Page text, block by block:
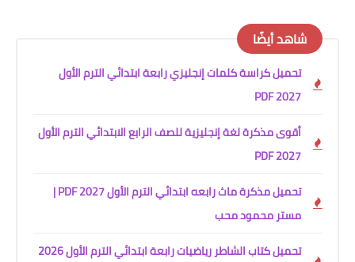
شاهد أيضًا
تحميل كراسة كلمات إنجليزي رابعة ابتدائي الترم الأول
2027 PDF
أقوى مذكرة لغة إنجليزية للصف الرابع الابتدائي الترم الأول
2027 PDF
تحميل مذكرة ماث رابعه ابتدائي الترم الأول 2027 PDF |
مستر محمود محب
تحميل كتاب الشاطر رياضيات رابعة ابتدائي الترم الأول 2026